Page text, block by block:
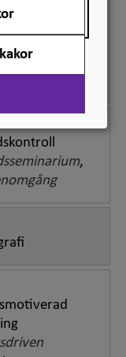
avhandling
,